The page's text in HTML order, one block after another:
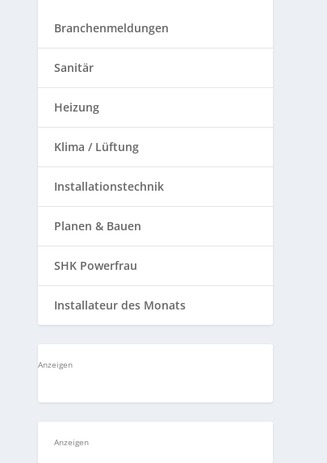
Branchenmeldungen
Sanitär
Heizung
Klima / Lüftung
Installationstechnik
Planen & Bauen
SHK Powerfrau
Installateur des Monats
Anzeigen
Anzeigen